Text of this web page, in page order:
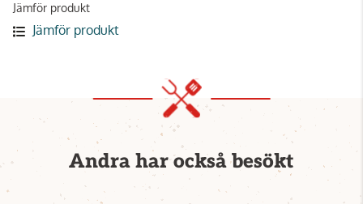
Jämför produkt
Jämför produkt
Andra har också besökt